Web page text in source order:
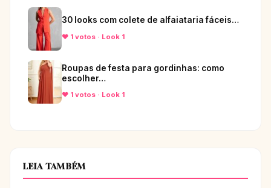
30 looks com colete de alfaiataria fáceis…
♥ 1 votos · Look 1
Roupas de festa para gordinhas: como
escolher…
♥ 1 votos · Look 1
LEIA TAMBÉM